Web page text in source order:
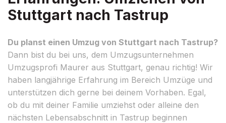
Stuttgart nach Tastrup
Du planst einen Umzug von Stuttgart nach Tastrup?
Dann bist du bei uns, dem Umzugsunternehmen
Umzugsprofi Maurer aus Stuttgart, genau richtig! Wir
haben langjährige Erfahrung im Bereich Umzüge und
unterstützen dich gerne bei deinem Vorhaben. Egal,
ob du mit deiner Familie umziehst oder alleine den
nächsten Lebensabschnitt in Tastrup beginnen